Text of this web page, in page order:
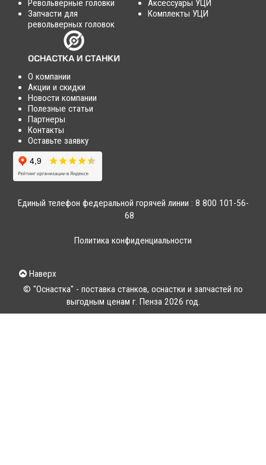
Револьверные головки
Запчасти для
револьверных головок
Аксессуары УЦИ
Комплекты УЦИ
О компании
Акции и скидки
Новости компании
Полезные статьи
Партнеры
Контакты
Оставьте заявку
Единый телефон федеральной горячей линии : 8 800 101-56-
68
Политика конфиденциальности
Наверх
© "Оснастка" - поставка станков, оснастки и запчастей по
выгодным ценам г. Пенза 2026 год.